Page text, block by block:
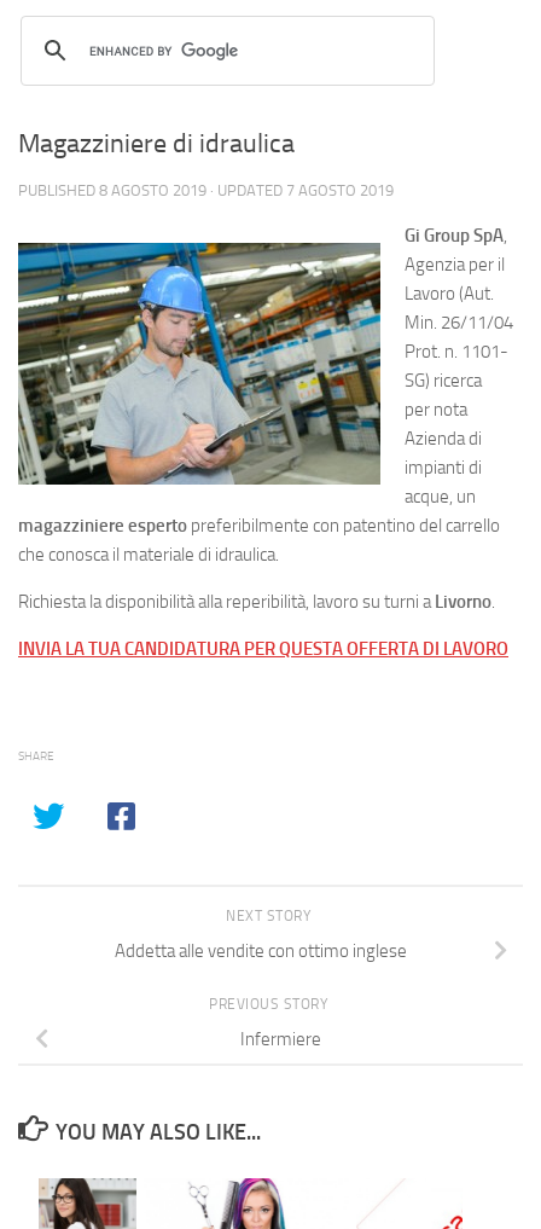
Magazziniere di idraulica
PUBLISHED 8 AGOSTO 2019 · UPDATED 7 AGOSTO 2019
Gi Group SpA,
Agenzia per il
Lavoro (Aut.
Min. 26/11/04
Prot. n. 1101-
SG) ricerca
per nota
Azienda di
impianti di
acque, un
magazziniere esperto preferibilmente con patentino del carrello
che conosca il materiale di idraulica.
Richiesta la disponibilità alla reperibilità, lavoro su turni aLivorno.
INVIA LA TUA CANDIDATURA PER QUESTA OFFERTA DI LAVORO
SHARE
NEXT STORY
Addetta alle vendite con ottimo inglese
PREVIOUS STORY
Infermiere
YOU MAY ALSO LIKE...